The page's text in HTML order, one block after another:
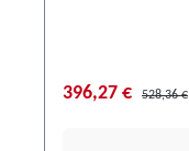
396,27 € 528,36 €